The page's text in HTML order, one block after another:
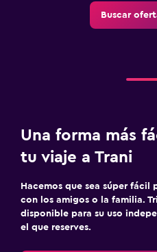
Buscar
Una forma más
tu viaje a Trani
Hacemos que sea súper
con los amigos o la familia.
disponible para su uso
el que reserves.